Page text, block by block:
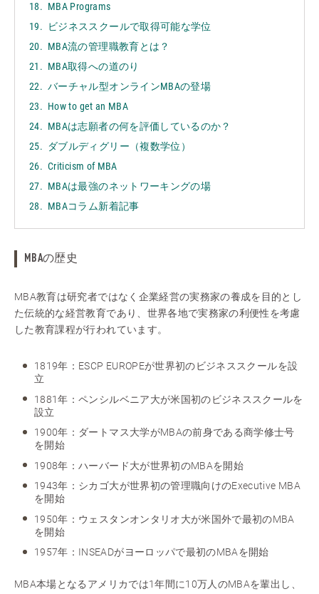
MBA Programs
ビジネススクールで取得可能な学位
MBA流の管理職教育とは？
MBA取得への道のり
バーチャル型オンラインMBAの登場
How to get an MBA
MBAは志願者の何を評価しているのか？
ダブルディグリー（複数学位）
Criticism of MBA
MBAは最強のネットワーキングの場
MBAコラム新着記事
MBAの歴史
MBA教育は研究者ではなく企業経営の実務家の養成を目的とし
た伝統的な経営教育であり、世界各地で実務家の利便性を考慮
した教育課程が行われています。
1819年：ESCP EUROPEが世界初のビジネススクールを設
立
1881年：ペンシルベニア大が米国初のビジネススクールを
設立
1900年：ダートマス大学がMBAの前身である商学修士号
を開始
1908年：ハーバード大が世界初のMBAを開始
1943年：シカゴ大が世界初の管理職向けのExecutive MBA
を開始
1950年：ウェスタンオンタリオ大が米国外で最初のMBA
を開始
1957年：INSEADがヨーロッパで最初のMBAを開始
MBA本場となるアメリカでは1年間に10万人のMBAを輩出し、